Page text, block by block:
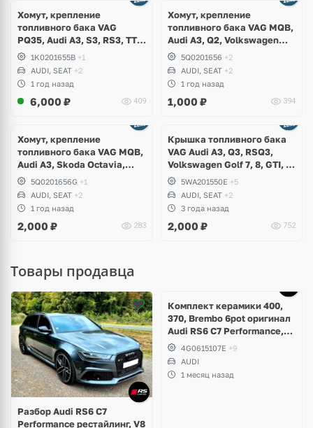
Хомут, крепление
топливного бака VAG
PQ35, Audi A3, S3, RS3, TT,
TTS, TTRS, Volkswagen Golf
V R32, VI R, 4Motion, Skoda
Octavia A5 Scout 4x4,
Superb, Yeti, Seat Altea
Freetrack
1K0201655B +1
AUDI, SEAT +2
1 год назад
6,000 ₽ 409
Хомут, крепление
топливного бака VAG MQB,
Audi A3, Q2, Volkswagen
Golf VII, Taos, T-Roc, Skoda
Octavia A7, Karoq, Seat
Leon
5Q0201656 +2
AUDI, SEAT +2
1 год назад
1,000 ₽ 394
Хомут, крепление
топливного бака VAG MQB,
Audi A3, Skoda Octavia,
Volkswagen Golf 7.5, 8, T-
Roc, Jetta, Seat Leon,
Formentor Cupra
5Q0201656G +1
AUDI, SEAT +2
1 год назад
2,000 ₽ 283
Крышка топливного бака
VAG Audi A3, Q3, RSQ3,
Volkswagen Golf 7, 8, GTI, R,
Tiguan, Caddy, T-Roc,
Sharan, Skoda Kodiaq,
Karoq, Fabia, Octavia, Seat
Ateca, Tarraco, Alhambra
5WA201550E +5
AUDI, SEAT +2
3 года назад
2,000 ₽ 752
Товары продавца
Разбор Audi RS6 C7
Performance рестайлинг, V8
5 фото
Комплект керамики 400,
370, Brembo 6pot оригинал
Audi RS6 C7 Performance,
RS7 V8 4.0 TFSI
4G0615107E +9
AUDI
1 месяц назад